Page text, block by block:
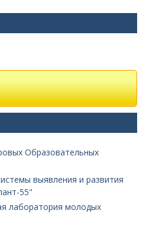
Образовательных
выявления и развития
55"
лаборатория молодых